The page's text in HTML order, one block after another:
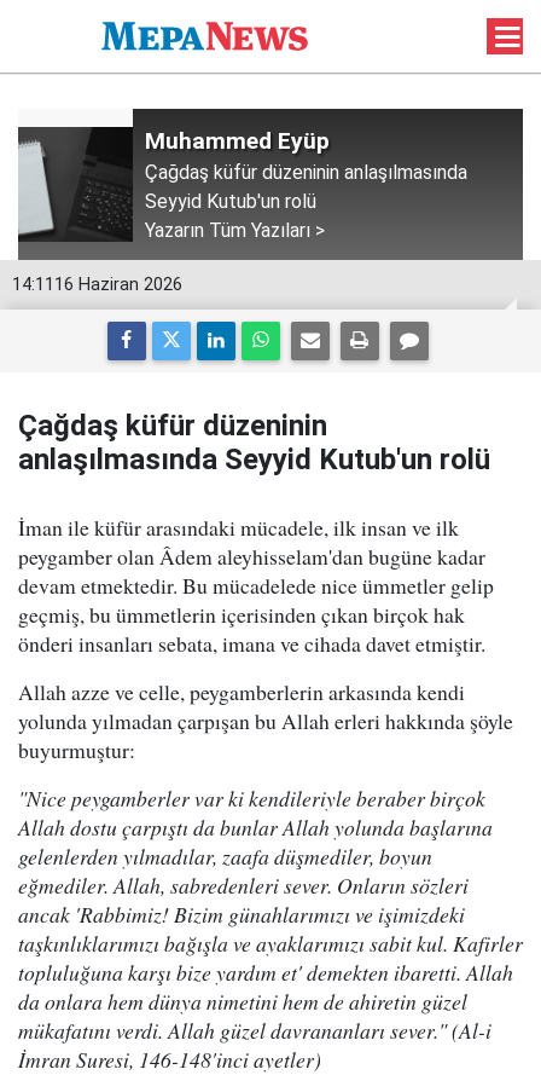
Muhammed Eyüp
Çağdaş küfür düzeninin anlaşılmasında
Seyyid Kutub'un rolü
Yazarın Tüm Yazıları >
14:11 16 Haziran 2026
Çağdaş küfür düzeninin
anlaşılmasında Seyyid Kutub'un rolü
İman ile küfür arasındaki mücadele, ilk insan ve ilk
peygamber olan Âdem aleyhisselam'dan bugüne kadar
devam etmektedir. Bu mücadelede nice ümmetler gelip
geçmiş, bu ümmetlerin içerisinden çıkan birçok hak
önderi insanları sebata, imana ve cihada davet etmiştir.
Allah azze ve celle, peygamberlerin arkasında kendi
yolunda yılmadan çarpışan bu Allah erleri hakkında şöyle
buyurmuştur:
"Nice peygamberler var ki kendileriyle beraber birçok
Allah dostu çarpıştı da bunlar Allah yolunda başlarına
gelenlerden yılmadılar, zaafa düşmediler, boyun
eğmediler. Allah, sabredenleri sever. Onların sözleri
ancak 'Rabbimiz! Bizim günahlarımızı ve işimizdeki
taşkınlıklarımızı bağışla ve ayaklarımızı sabit kul. Kafirler
topluluğuna karşı bize yardım et' demekten ibaretti. Allah
da onlara hem dünya nimetini hem de ahiretin güzel
mükafatını verdi. Allah güzel davrananları sever." (Al-i
İmran Suresi, 146-148'inci ayetler)